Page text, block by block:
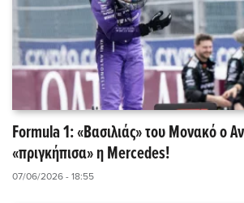
Formula 1: «Βασιλιάς» του Μονακό ο
«πριγκήπισα» η Mercedes!
07/06/2026 - 18:55